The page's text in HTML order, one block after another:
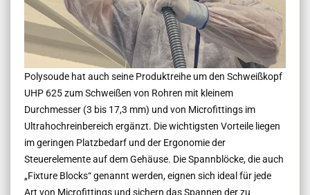
Polysoude hat auch seine Produktreihe um den Schweißkopf
UHP 625 zum Schweißen von Rohren mit kleinem
Durchmesser (3 bis 17,3 mm) und von Microfittings im
Ultrahochreinbereich ergänzt. Die wichtigsten Vorteile liegen
im geringen Platzbedarf und der Ergonomie der
Steuerelemente auf dem Gehäuse. Die Spannblöcke, die auch
„Fixture Blocks“ genannt werden, eignen sich ideal für jede
Art von Microfittings und sichern das Spannen der zu